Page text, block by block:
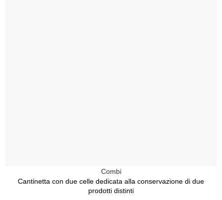
Combi
Cantinetta con due celle dedicata alla conservazione di due
prodotti distinti